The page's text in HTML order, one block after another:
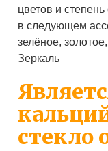
цветов и
в следующем
зелёное,
Зеркаль
стекло